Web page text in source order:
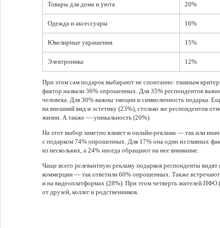
Товары для дома и уюта 20%
Одежда и аксессуары 16%
Ювелирные украшения 15%
Электроника 12%
При этом сам подарок выбирают не спонтанно: главным
фактор назвали 36% опрошенных. Для 35% респондентов
человека. Для 30% важны эмоции и символичность подарка.
на внешний вид и эстетику (23%), столько же респондентов
жизни. А также — уникальность (20%).
На этот выбор заметно влияет и онлайн-реклама — так или
с подарком 74% опрошенных. Для 17% она один из главных
из нескольких, а 24% иногда обращают на нее внимание.
Чаще всего релевантную рекламу подарков респонденты
коммерции — так ответили 60% опрошенных. Также встречают
и на видеоплатформах (28%). При этом четверть жителей ПФО
от друзей, коллег и родственников.